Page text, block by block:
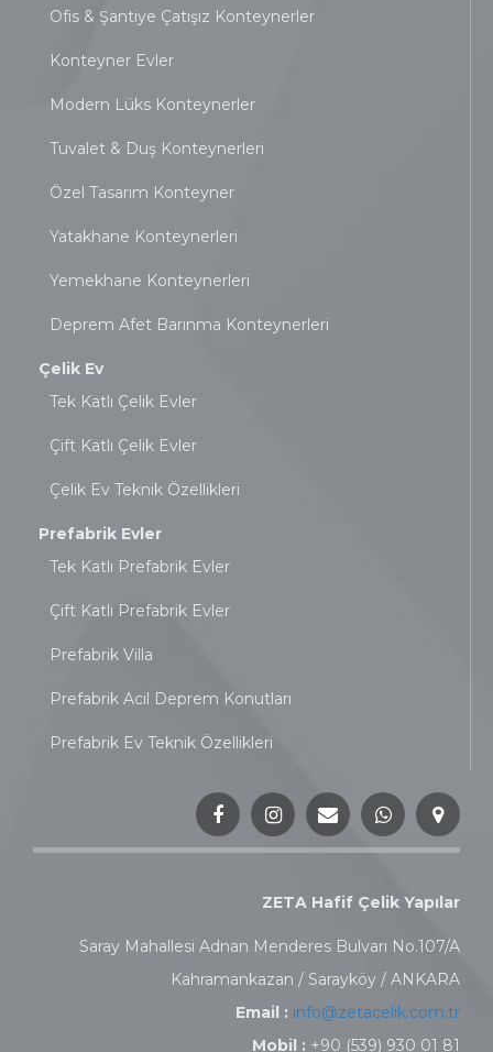
Ofis & Şantiye Çatışız Konteynerler
Konteyner Evler
Modern Lüks Konteynerler
Tuvalet & Duş Konteynerleri
Özel Tasarım Konteyner
Yatakhane Konteynerleri
Yemekhane Konteynerleri
Deprem Afet Barınma Konteynerleri
Çelik Ev
Tek Katlı Çelik Evler
Çift Katlı Çelik Evler
Çelik Ev Teknik Özellikleri
Prefabrik Evler
Tek Katlı Prefabrik Evler
Çift Katlı Prefabrik Evler
Prefabrik Villa
Prefabrik Acil Deprem Konutları
Prefabrik Ev Teknik Özellikleri
ZETA Hafif Çelik Yapılar
Saray Mahallesi Adnan Menderes Bulvarı No.107/A
Kahramankazan / Sarayköy / ANKARA
Email : info@zetacelik.com.tr
Mobil : +90 (539) 930 01 81